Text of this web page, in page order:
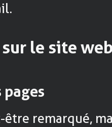
le site
pages
être remarqué,